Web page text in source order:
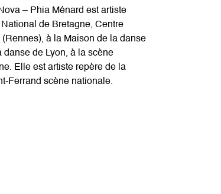
– Phia Ménard est artiste
de Bretagne, Centre
à la Maison de la danse
de Lyon, à la scène
Elle est artiste repère de la
Ferrand scène nationale.